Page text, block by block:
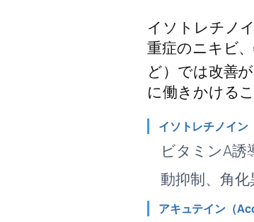
イソトレチノ
重症のニキビ
ど）では改善
に働きかける
イソトレチノイ
ビタミンA
動抑制、角
アキュテイン（